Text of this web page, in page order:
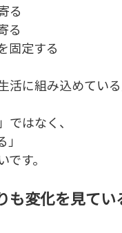
る
る
固定する
活に組み込めてい
ではなく、
す。
変化を見てい